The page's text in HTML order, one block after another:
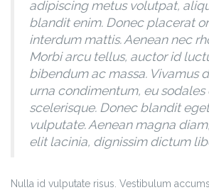
adipiscing metus volutpat,
blandit enim. Donec placerat
interdum mattis. Aenean nec
Morbi arcu tellus, auctor id
bibendum ac massa. Vivamus
urna condimentum, eu sodales
scelerisque. Donec blandit
vulputate. Aenean magna
elit lacinia, dignissim dictum
Nulla id vulputate risus. Vestibulum